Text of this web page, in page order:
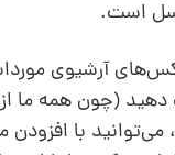
آرشیوی
دهید (چون همه ما
با افزودن